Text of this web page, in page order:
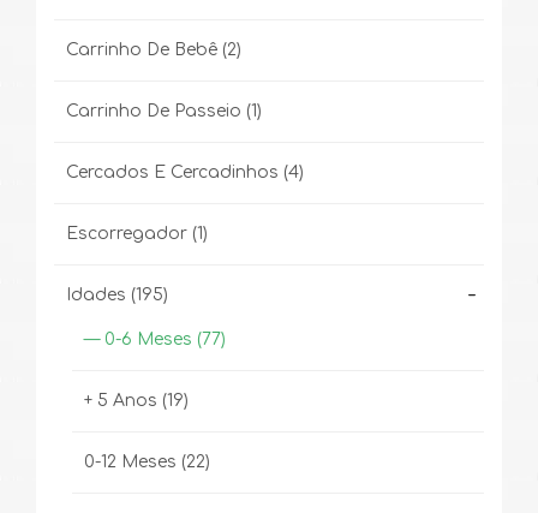
Carrinho De Bebê (2)
Carrinho De Passeio (1)
Cercados E Cercadinhos (4)
Escorregador (1)
Idades -
(195)
— 0-6 Meses (77)
+ 5 Anos (19)
0-12 Meses (22)